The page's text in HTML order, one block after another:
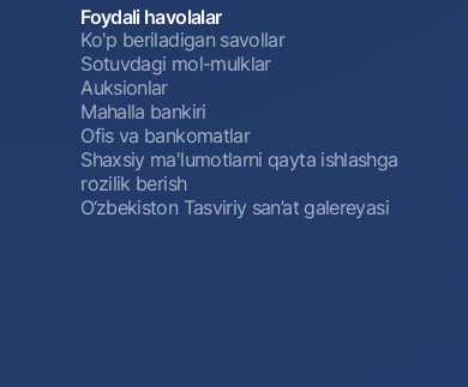
Foydali havolalar
Ko'p beriladigan savollar
Sotuvdagi mol-mulklar
Auksionlar
Mahalla bankiri
Ofis va bankomatlar
Shaxsiy ma'lumotlarni qayta ishlashga
rozilik berish
O‘zbekiston Tasviriy san’at galereyasi